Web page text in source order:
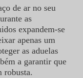
de ar no seu
as
expandem-se
apenas um
as aduelas
a garantir que
robusta.